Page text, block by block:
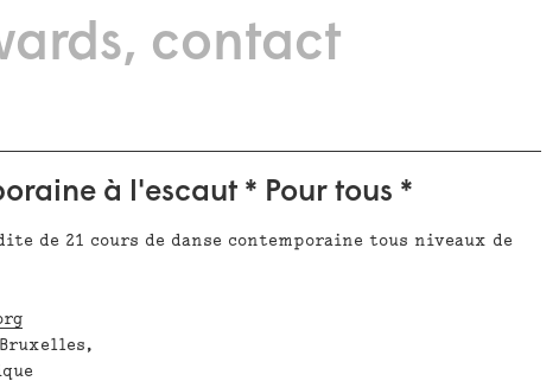
contact
à l'escaut * Pour tous *
de 21 cours de danse contemporaine tous niveaux de